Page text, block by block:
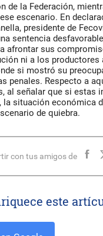
de la Federación,
escenario. En
presidente de
sentencia
afrontar sus
ni a los
si mostró su
penales. Respecto a
al señalar que si estas
la situación económica
de quiebra.
con tus amigos de
este